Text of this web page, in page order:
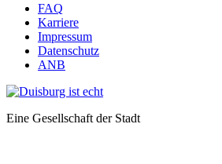
FAQ
Karriere
Impressum
Datenschutz
ANB
Eine Gesellschaft der Stadt